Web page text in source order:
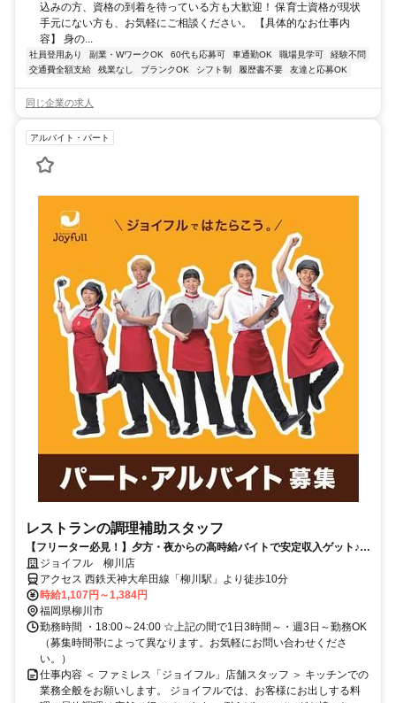
込みの方、資格の到着を待っている方も大歓迎！ 保育士資格が現状
手元にない方も、お気軽にご相談ください。 【具体的なお仕事内
容】 身の...
社員登用あり 副業・WワークOK 60代も応募可 車通勤OK 職場見学可
経験不問
交通費全額支給
残業なし ブランクOK シフト制 履歴書不要 友達と応募OK
同じ企業の求人
アルバイト・パート
レストランの調理補助スタッフ
【フリーター必見！】夕方・夜からの高時給バイトで安定収入ゲット♪履
歴書不要◎
ジョイフル 柳川店
アクセス 西鉄天神大牟田線「柳川駅」より徒歩10分
時給1,107円～1,384円
福岡県柳川市
勤務時間 ・18:00～24:00 ☆上記の間で1日3時間～・週3日～勤務OK
（募集時間帯によって異なります。お気軽にお問い合わせくださ
い。）
仕事内容 ＜ ファミレス「ジョイフル」店舗スタッフ ＞ キッチンでの
業務全般をお願いします。 ジョイフルでは、お客様にお出しする料